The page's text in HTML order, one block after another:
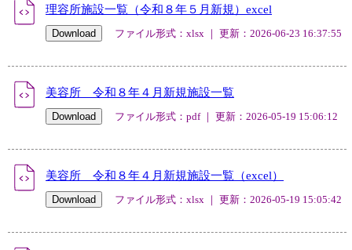
理容所施設一覧（令和８年５月新規）excel
ファイル形式：xlsx ｜ 更新：2026-06-23 16:37:55
美容所 令和８年４月新規施設一覧
ファイル形式：pdf ｜ 更新：2026-05-19 15:06:12
美容所 令和８年４月新規施設一覧（excel）
ファイル形式：xlsx ｜ 更新：2026-05-19 15:05:42